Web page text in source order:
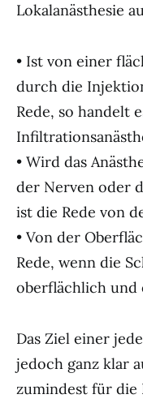
Lokalanästhesie
• Ist von einer
durch die
Rede, so handelt
• Wird das
der Nerven oder
ist die Rede von
• Von der
Rede, wenn die
oberflächlich
Das Ziel einer
jedoch ganz klar
zumindest für die